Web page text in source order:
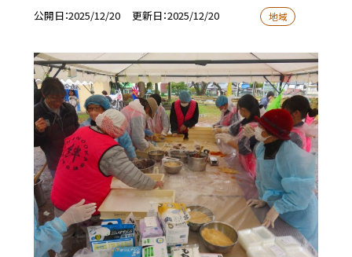
公開日 2025/12/20 更新日 2025/12/20 地域